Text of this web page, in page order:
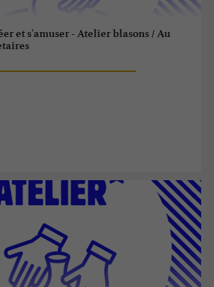
et s'amuser - Atelier blasons / Au